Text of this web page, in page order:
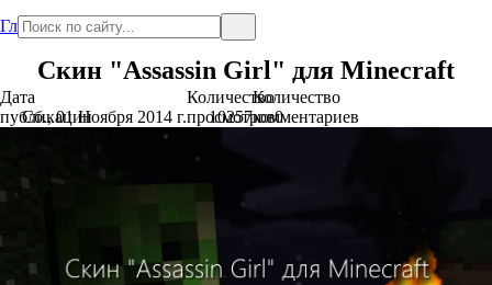
Главная
Скин "Assassin Girl" для Minecraft
Дата
публикации
Сб., 01 Ноября 2014 г.
Количество
просмотров
10257
Количество
комментариев
0